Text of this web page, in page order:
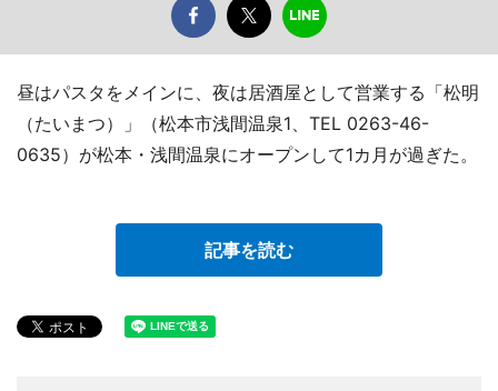
昼はパスタをメインに、夜は居酒屋として営業する「松明
（たいまつ）」（松本市浅間温泉1、TEL 0263-46-
0635）が松本・浅間温泉にオープンして1カ月が過ぎた。
記事を読む